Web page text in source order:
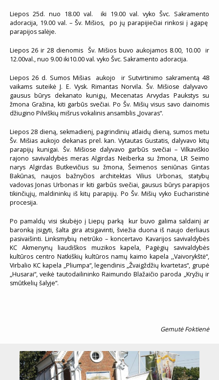
Liepos 25d. nuo 18.00 val. iki 19.00 val. vyko Švc. Sakramento
adoracija, 19.00 val. – Šv. Mišios, po jų parapijiečiai rinkosi į agapę
parapijos salėje.
Liepos 26 ir 28 dienomis Šv. Mišios buvo aukojamos 8.00, 10.00 ir
12.00val., nuo 9.00 iki10.00 val. vyko Švc. Sakramento adoracija.
Liepos 26 d. Sumos Mišias aukojo ir Sutvirtinimo sakramentą 48
vaikams suteikė J. E. Vysk. Rimantas Norvila. Šv. Mišiose dalyvavo
gausus būrys dekanato kunigų, Mecenatas Arvydas Paukstys su
žmona Gražina, kiti garbūs svečiai. Po Šv. Mišių visus savo dainomis
džiugino Pilviškių mišrus vokalinis ansamblis „Jovaras“.
Liepos 28 dieną, sekmadienį, pagrindinių atlaidų dieną, sumos metu
Šv. Mišias aukojo dekanas prel. kan. Vytautas Gustatis, dalyvavo kitų
parapijų kunigai. Šv. Mišiose dalyvavo garbūs svečiai – Vilkaviškio
rajono savivaldybės meras Algirdas Neiberka su žmona, LR Seimo
narys Algirdas Butkevičius su žmona, Šeimenos seniūnas Gintas
Bakūnas, naujos bažnyčios architektas Vilius Urbonas, statybų
vadovas Jonas Urbonas ir kiti garbūs svečiai, gausus būrys parapijos
tikinčiųjų, maldininkų iš kitų parapijų. Po Šv. Mišių vyko Eucharistinė
procesija.
Po pamaldų visi skubėjo į Liepų parką kur buvo galima saldainį ar
baronką įsigyti, šalta gira atsigavinti, šviežia duona iš naujo derliaus
pasivaišinti. Linksmybių netrūko – koncertavo Kavarijos savivaldybės
KC Akmenynų liaudiškos muzikos kapela, Pagėgių savivaldybės
kultūros centro Natkiškių kultūros namų kaimo kapela ,,Vaivorykštė“,
Virbalio KC kapela „Pliumpa“, legendinis „Žvaigždžių kvartetas“, grupė
„Husarai“, veikė tautodailininko Raimundo Blažaičio paroda „Kryžių ir
smūtkelių šalyje“.
Gemutė Foktienė